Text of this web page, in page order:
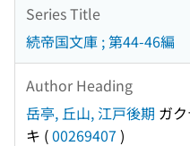
Series Title
続帝国文庫 ; 第44-46編
Author Heading
岳亭, 丘山, 江戸後期 ガ
キ (00269407 )